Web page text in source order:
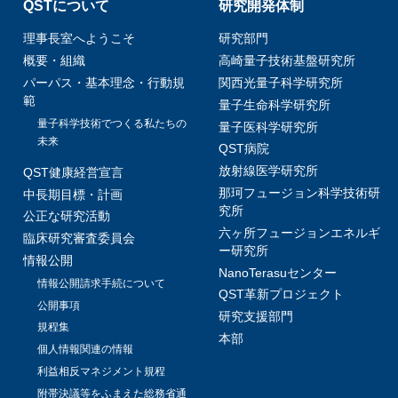
QSTについて
理事長室へようこそ
概要・組織
パーパス・基本理念・行動規
範
量子科学技術でつくる私たちの
未来
QST健康経営宣言
中長期目標・計画
公正な研究活動
臨床研究審査委員会
情報公開
情報公開請求手続について
公開事項
規程集
個人情報関連の情報
利益相反マネジメント規程
附帯決議等をふまえた総務省通
研究開発体制
研究部門
高崎量子技術基盤研究所
関西光量子科学研究所
量子生命科学研究所
量子医科学研究所
QST病院
放射線医学研究所
那珂フュージョン科学技術研
究所
六ヶ所フュージョンエネルギ
ー研究所
NanoTerasuセンター
QST革新プロジェクト
研究支援部門
本部